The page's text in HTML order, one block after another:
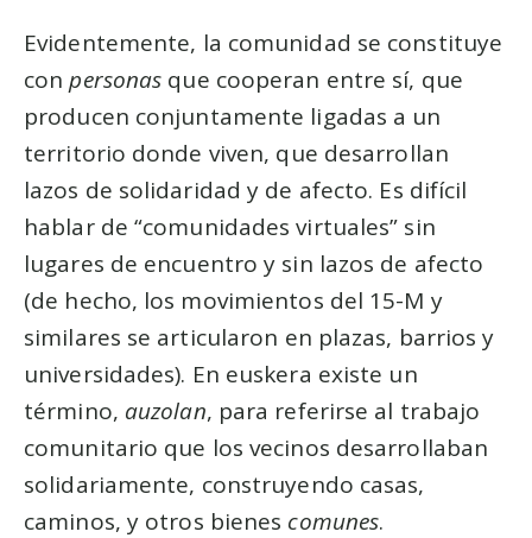
Evidentemente, la comunidad se constituye
conpersonas que cooperan entre sí, que
producen conjuntamente ligadas a un
territorio donde viven, que desarrollan
lazos de solidaridad y de afecto. Es difícil
hablar de “comunidades virtuales” sin
lugares de encuentro y sin lazos de afecto
(de hecho, los movimientos del 15-M y
similares se articularon en plazas, barrios y
universidades). En euskera existe un
término, auzolan, para referirse al trabajo
comunitario que los vecinos desarrollaban
solidariamente, construyendo casas,
caminos, y otros bienes comunes.